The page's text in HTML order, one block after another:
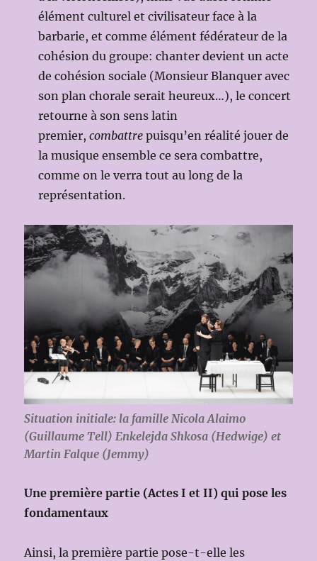
élément culturel et civilisateur face à la
barbarie, et comme élément fédérateur de la
cohésion du groupe: chanter devient un acte
de cohésion sociale (Monsieur Blanquer avec
son plan chorale serait heureux…), le concert
retourne à son sens latin
premier,combattrepuisqu’en réalité jouer de
la musique ensemble ce sera combattre,
comme on le verra tout au long de la
représentation.
Situation initiale: la famille Nicola Alaimo
(Guillaume Tell) Enkelejda Shkosa (Hedwige) et
Martin Falque (Jemmy)
Une première partie (Actes I et II) qui pose les
fondamentaux
Ainsi, la première partie pose-t-elle les